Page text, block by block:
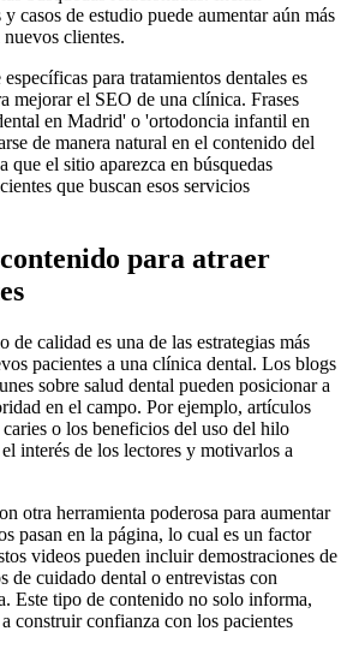
casos de estudio puede aumentar aún más
clientes.
para tratamientos dentales es
mejorar el SEO de una clínica. Frases
en Madrid' o 'ortodoncia infantil en
de manera natural en el contenido del
que el sitio aparezca en búsquedas
que buscan esos servicios
para atraer
de calidad es una de las estrategias más
pacientes a una clínica dental. Los blogs
sobre salud dental pueden posicionar a
en el campo. Por ejemplo, artículos
o los beneficios del uso del hilo
interés de los lectores y motivarlos a
otra herramienta poderosa para aumentar
pasan en la página, lo cual es un factor
videos pueden incluir demostraciones de
de cuidado dental o entrevistas con
Este tipo de contenido no solo informa,
construir confianza con los pacientes